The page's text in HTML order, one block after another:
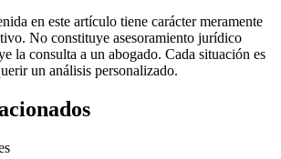
en este artículo tiene carácter meramente
No constituye asesoramiento jurídico
la consulta a un abogado. Cada situación es
un análisis personalizado.